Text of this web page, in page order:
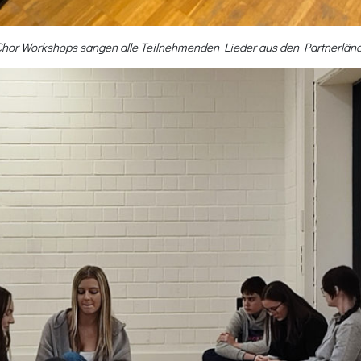
Workshops sangen alle Teilnehmenden Lieder aus den